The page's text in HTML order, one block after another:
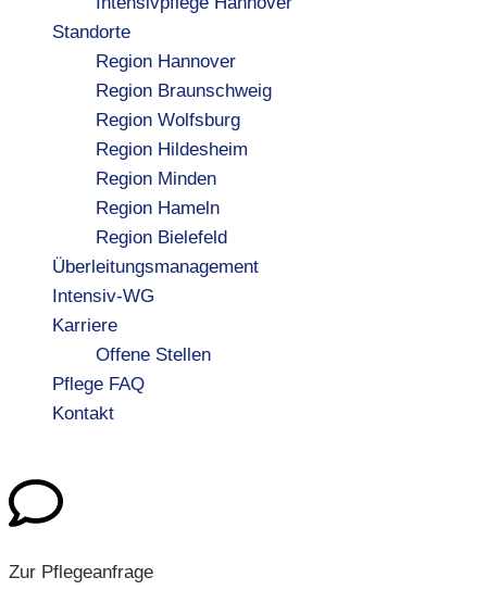
Standorte
Region Hannover
Region Braunschweig
Region Wolfsburg
Region Hildesheim
Region Minden
Region Hameln
Region Bielefeld
Überleitungsmanagement
Intensiv-WG
Karriere
Offene Stellen
Pflege FAQ
Kontakt
Zur Pflegeanfrage